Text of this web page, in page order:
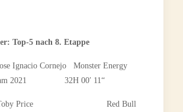
Top-5 nach 8. Etappe
Ignacio Cornejo Monster Energy
2021 32H 00′ 11“
Toby Price Red Bull